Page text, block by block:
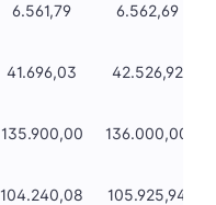
6.561,79 6.562,69
41.696,03 42.526,92
135.900,00 136.000,00
104.240,08 105.925,94